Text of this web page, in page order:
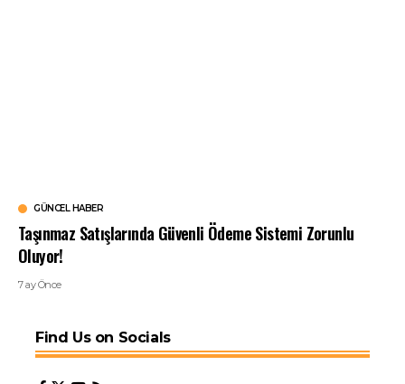
GÜNCEL HABER
Taşınmaz Satışlarında Güvenli Ödeme Sistemi Zorunlu
Oluyor!
7 ay Önce
Find Us on Socials